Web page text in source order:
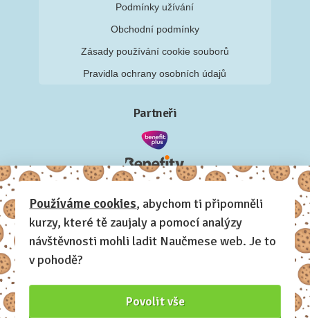
Podmínky užívání
Obchodní podmínky
Zásady používání cookie souborů
Pravidla ochrany osobních údajů
Partneři
Používáme cookies, abychom ti připomněli
kurzy, které tě zaujaly a pomocí analýzy
návštěvnosti mohli ladit Naučmese web. Je to
v pohodě?
Povolit vše